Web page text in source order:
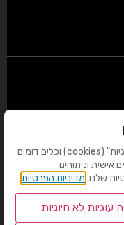
לידיעתכם, באתר זה נעשה שימוש ב"קבצי עוגיות" (cookies) וכלים דומים
אישית וניתוחים
שלנו. מדיניות הפרטיות
עוגיות לא חיוניות